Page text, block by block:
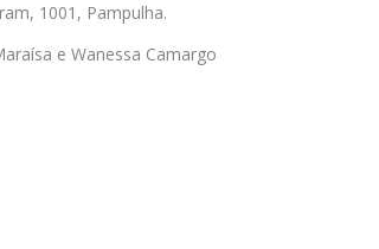
1001, Pampulha.
e Wanessa Camargo